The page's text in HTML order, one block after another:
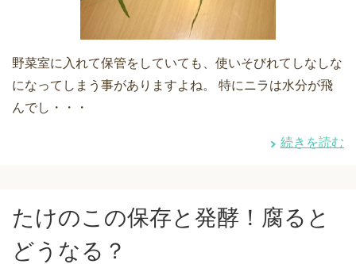
野菜室に入れて保管をしていても、使いそびれてしなしな
になってしまう事がありますよね。 特にニラは水分が飛
んでし・・・
続きを読む
たけのこの保存と発酵！腐ると
どうなる？